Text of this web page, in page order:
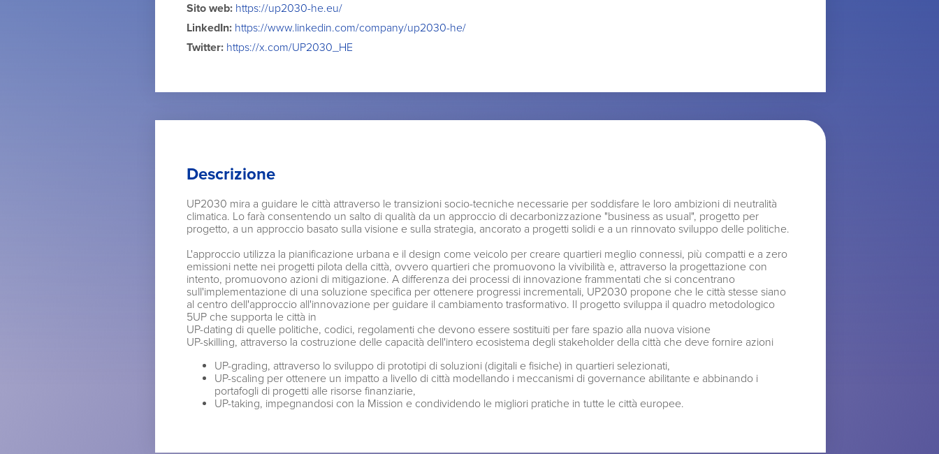
Sito web: https://up2030-he.eu/
LinkedIn: https://www.linkedin.com/company/up2030-he/
Twitter: https://x.com/UP2030_HE
Descrizione
UP2030 mira a guidare le città attraverso le transizioni socio-tecniche necessarie per soddisfare le loro ambizioni di neutralità
climatica. Lo farà consentendo un salto di qualità da un approccio di decarbonizzazione "business as usual", progetto per
progetto, a un approccio basato sulla visione e sulla strategia, ancorato a progetti solidi e a un rinnovato sviluppo delle politiche.
L'approccio utilizza la pianificazione urbana e il design come veicolo per creare quartieri meglio connessi, più compatti e a zero
emissioni nette nei progetti pilota della città, ovvero quartieri che promuovono la vivibilità e, attraverso la progettazione con
intento, promuovono azioni di mitigazione. A differenza dei processi di innovazione frammentati che si concentrano
sull'implementazione di una soluzione specifica per ottenere progressi incrementali, UP2030 propone che le città stesse siano
al centro dell'approccio all'innovazione per guidare il cambiamento trasformativo. Il progetto sviluppa il quadro metodologico
5UP che supporta le città in
UP-dating di quelle politiche, codici, regolamenti che devono essere sostituiti per fare spazio alla nuova visione
UP-skilling, attraverso la costruzione delle capacità dell'intero ecosistema degli stakeholder della città che deve fornire azioni
UP-grading, attraverso lo sviluppo di prototipi di soluzioni (digitali e fisiche) in quartieri selezionati,
UP-scaling per ottenere un impatto a livello di città modellando i meccanismi di governance abilitante e abbinando i
portafogli di progetti alle risorse finanziarie,
UP-taking, impegnandosi con la Mission e condividendo le migliori pratiche in tutte le città europee.